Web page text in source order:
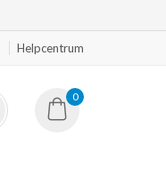
Helpcentrum
0